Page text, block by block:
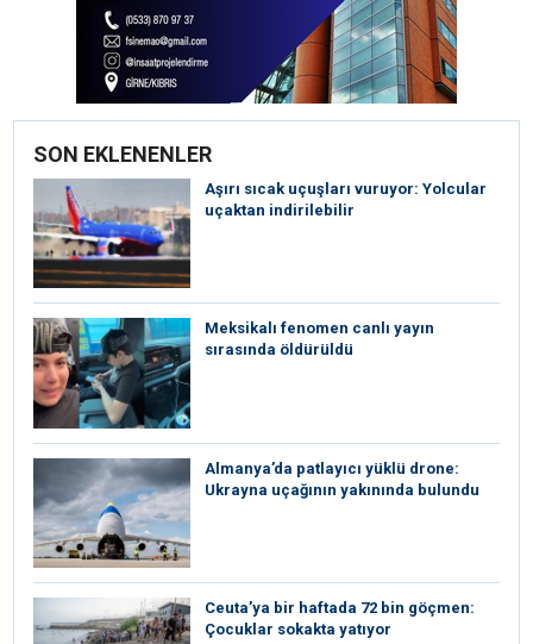
SON EKLENENLER
Aşırı sıcak uçuşları vuruyor: Yolcular
uçaktan indirilebilir
Meksikalı fenomen canlı yayın
sırasında öldürüldü
Almanya’da patlayıcı yüklü drone:
Ukrayna uçağının yakınında bulundu
Ceuta’ya bir haftada 72 bin göçmen:
Çocuklar sokakta yatıyor